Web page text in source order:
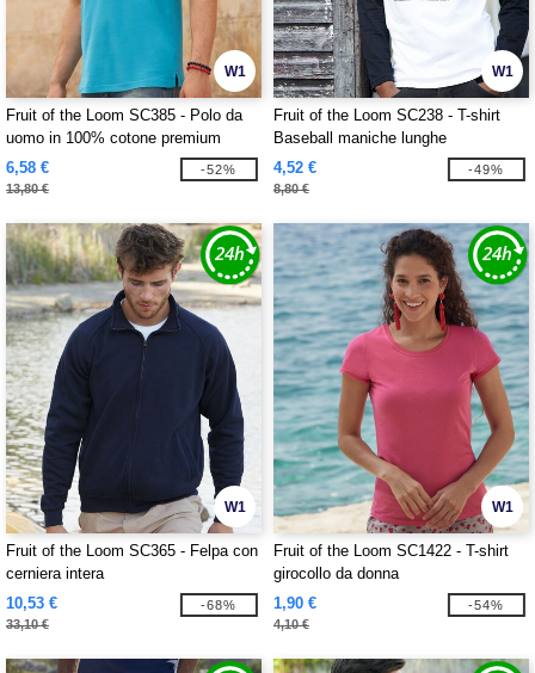
W1
Fruit of the Loom SC385 - Polo da
uomo in 100% cotone premium
6,58 €
13,80 €
-52%
W1
Fruit of the Loom SC238 - T-shirt
Baseball maniche lunghe
4,52 €
8,80 €
-49%
W1
Fruit of the Loom SC365 - Felpa con
cerniera intera
10,53 €
33,10 €
-68%
W1
Fruit of the Loom SC1422 - T-shirt
girocollo da donna
1,90 €
4,10 €
-54%